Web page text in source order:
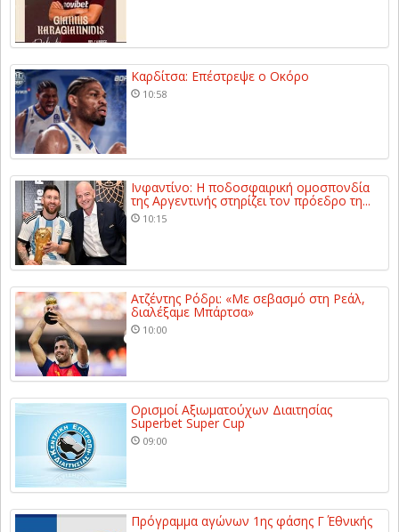
Καρδίτσα: Επέστρεψε ο Οκόρο
10:58
Ινφαντίνο: Η ποδοσφαιρική ομοσπονδία
της Αργεντινής στηρίζει τον πρόεδρο τη...
10:15
Ατζέντης Ρόδρι: «Με σεβασμό στη Ρεάλ,
διαλέξαμε Μπάρτσα»
10:00
Ορισμοί Αξιωματούχων Διαιτησίας
Superbet Super Cup
09:00
Πρόγραμμα αγώνων 1ης φάσης Γ΄ Εθνικής